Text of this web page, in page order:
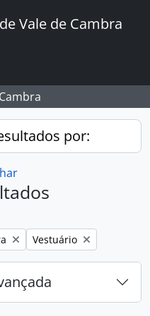
Vale de Cambra
por:
Remover filtro:
Vestuário